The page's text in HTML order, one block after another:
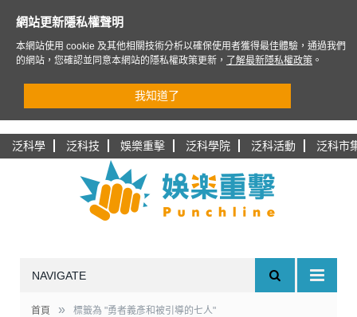
泛科學 泛科技 娛樂重擊 泛科學院 泛科活動 泛科市
NAVIGATE
首頁 » 標籤為 "勇者義彥和被引導的七人"
網站更新隱私權聲明
本網站使用 cookie 及其他相關技術分析以確保使用者獲得最佳體驗，通過我們
的網站，您確認並同意本網站的隱私權政策更新，
了解最新隱私權政策 。
我知道了